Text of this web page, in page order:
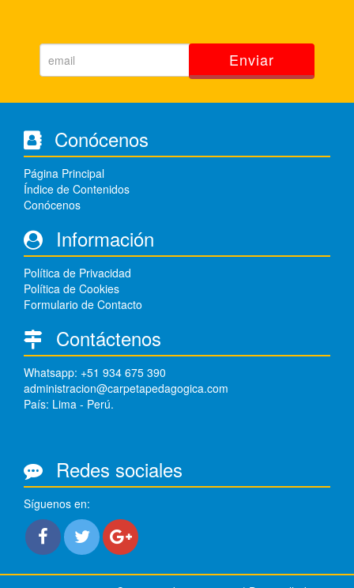
Enviar
Conócenos
Página Principal
Índice de Contenidos
Conócenos
Información
Política de Privacidad
Política de Cookies
Formulario de Contacto
Contáctenos
Whatsapp: +51 934 675 390
administracion@carpetapedagogica.com
País: Lima - Perú.
Redes sociales
Síguenos en: